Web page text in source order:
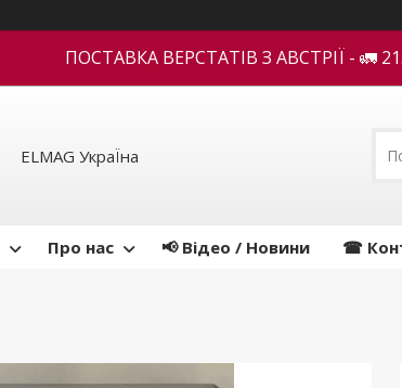
ПОСТАВКА ВЕРСТАТІВ З АВСТРІЇ - 🚛
ELMAG УкраЇна
Про нас 📢 Відео / Новини ☎